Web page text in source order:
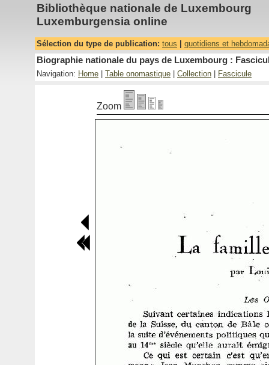
Bibliothèque nationale de Luxembourg
Luxemburgensia online
Sélection du type de publication: tous quotidiens et
Biographie nationale du pays de Luxembourg :
Navigation: Home Table onomastique Collection Fascicule
Zoom